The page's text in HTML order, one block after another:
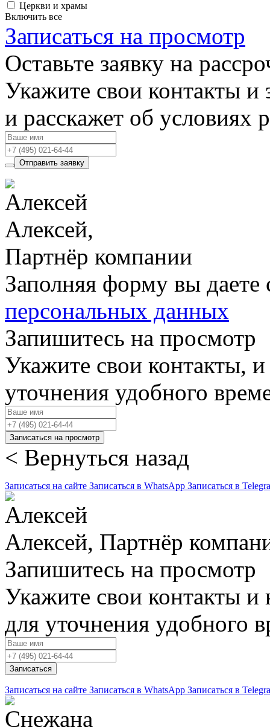
Церкви и храмы
Включить все
Записаться на просмотр
Оставьте заявку на
Укажите свои контакты и
и расскажет об условиях
Отправить заявку
Алексей,
Партнёр компании
Заполняя форму вы даете
персональных данных
Запишитесь на просмотр
Укажите свои контакты,
уточнения удобного
Записаться на просмотр
< Вернуться назад
Записаться на сайте Записаться в WhatsApp Записаться в
Алексей, Партнёр
Запишитесь на просмотр
Укажите свои контакты и
для уточнения удобного
Записаться
Записаться на сайте Записаться в WhatsApp Записаться в